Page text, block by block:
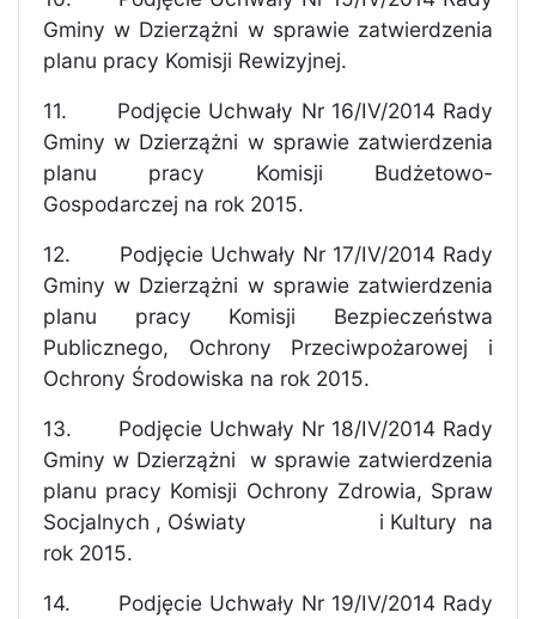
Gminy w Dzierzążni w sprawie zatwierdzenia
planu pracy Komisji Rewizyjnej.
11.
Podjęcie Uchwały Nr 16/IV/2014 Rady
Gminy w Dzierzążni w sprawie zatwierdzenia
planu pracy Komisji Budżetowo-
Gospodarczej na rok 2015.
12.
Podjęcie Uchwały Nr 17/IV/2014 Rady
Gminy w Dzierzążni w sprawie zatwierdzenia
planu pracy Komisji Bezpieczeństwa
Publicznego, Ochrony Przeciwpożarowej i
Ochrony Środowiska na rok 2015.
13.
Podjęcie Uchwały Nr 18/IV/2014 Rady
Gminy w Dzierzążni
w sprawie zatwierdzenia
planu pracy Komisji Ochrony Zdrowia, Spraw
Socjalnych , Oświaty
i Kultury na
rok 2015.
14.
Podjęcie Uchwały Nr 19/IV/2014 Rady